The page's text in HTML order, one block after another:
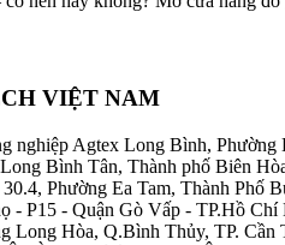
VIỆT NAM
nghiệp Agtex Long Bình,
Bình Tân, Thành phố Biên
Phường Ea Tam, Thành Phố
- P15 - Quận Gò Vấp - TP.Hồ Chí
Long Hòa, Q.Bình Thủy, TP. Cần